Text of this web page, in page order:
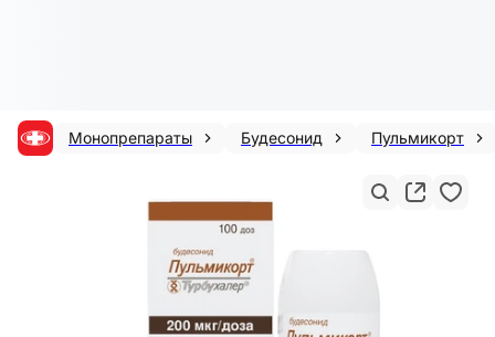
Монопрепараты Будесонид Пульмикорт